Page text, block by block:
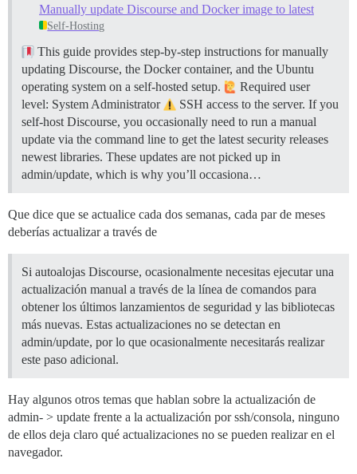
Manually update Discourse and Docker image to latest
Self-Hosting
This guide provides step-by-step instructions for manually
updating Discourse, the Docker container, and the Ubuntu
operating system on a self-hosted setup.
Required user
level: System Administrator
SSH access to the server. If you
self-host Discourse, you occasionally need to run a manual
update via the command line to get the latest security releases
newest libraries. These updates are not picked up in
admin/update, which is why you’ll occasiona…
Que dice que se actualice cada dos semanas, cada par de meses
deberías actualizar a través de
Si autoalojas Discourse, ocasionalmente necesitas ejecutar una
actualización manual a través de la línea de comandos para
obtener los últimos lanzamientos de seguridad y las bibliotecas
más nuevas. Estas actualizaciones no se detectan en
admin/update, por lo que ocasionalmente necesitarás realizar
este paso adicional.
Hay algunos otros temas que hablan sobre la actualización de
admin- > update frente a la actualización por ssh/consola, ninguno
de ellos deja claro qué actualizaciones no se pueden realizar en el
navegador.